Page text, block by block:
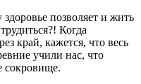
позволяет и жить
Когда
край, кажется, что весь
учили нас, что
сокровище.